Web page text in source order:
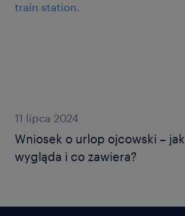
11 lipca 2024
Wniosek o urlop ojcowski – jak
wygląda i co zawiera?